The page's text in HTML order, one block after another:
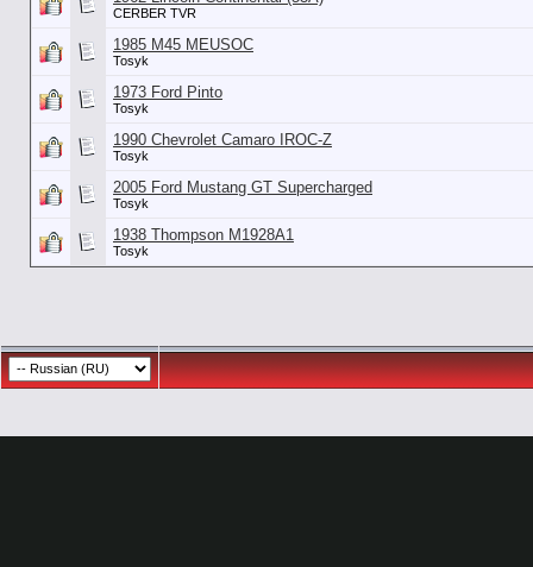
CERBER TVR
1985 M45 MEUSOC
Tosyk
1973 Ford Pinto
Tosyk
1990 Chevrolet Camaro IROC-Z
Tosyk
2005 Ford Mustang GT Supercharged
Tosyk
1938 Thompson M1928A1
Tosyk